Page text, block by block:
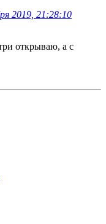
2019, 21:28:10
открываю, а с